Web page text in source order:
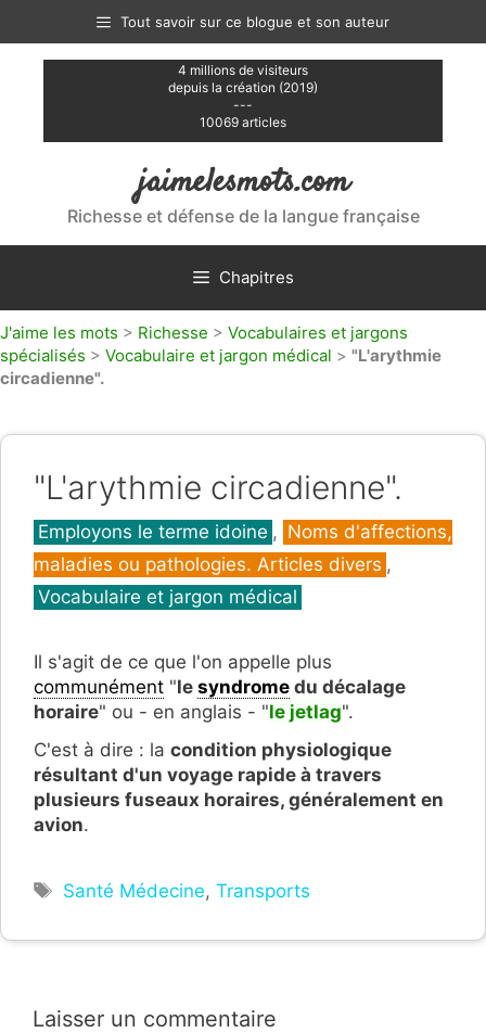
contenu
Tout savoir sur ce blogue et son auteur
4 millions de visiteurs
depuis la création (2019)
---
10069 articles
jaimelesmots.com
Richesse et défense de la langue française
Chapitres
J'aime les mots > Richesse > Vocabulaires et jargons
spécialisés > Vocabulaire et jargon médical > "L'arythmie
circadienne".
"L'arythmie circadienne".
Catégories
Employons le terme idoine , Noms d'affections,
maladies ou pathologies. Articles divers ,
Vocabulaire et jargon médical
Il s'agit de ce que l'on appelle plus
communément "le syndrome du décalage
horaire" ou - en anglais - "le jetlag".
C'est à dire : la condition physiologique
résultant d'un voyage rapide à travers
plusieurs fuseaux horaires, généralement en
avion.
Étiquettes
Santé Médecine,Transports
Laisser un commentaire